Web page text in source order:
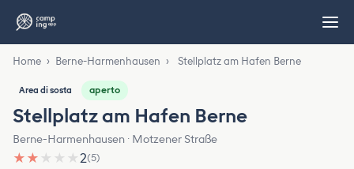
Home › Berne-Harmenhausen › Stellplatz am Hafen Berne
Area di sosta aperto
Stellplatz am Hafen Berne
Berne-Harmenhausen · Motzener Straße
★ ★ ★ ★ ★2(5)